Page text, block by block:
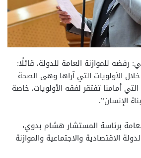
رفضه للموازنة العامة للدولة، قائلًا:
الأولويات التي آراها وهى الصحة
التي أمامنا تفتقر لفقه الأولويات، خاصة
الإنسان”.
برئاسة المستشار هشام بدوي،
الاقتصادية والاجتماعية والموازنة